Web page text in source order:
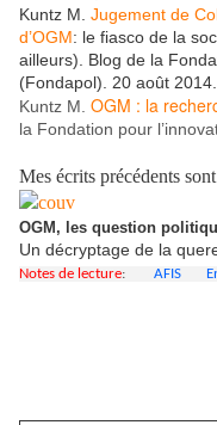
Kuntz M. Jugement de
d’OGM: le fiasco de la
ailleurs). Blog de la
(Fondapol). 20 août 2014.
Kuntz M. OGM : la
la Fondation pour
Mes écrits précédents
OGM, les question
Un décryptage de la
Notes de lecture: AFIS